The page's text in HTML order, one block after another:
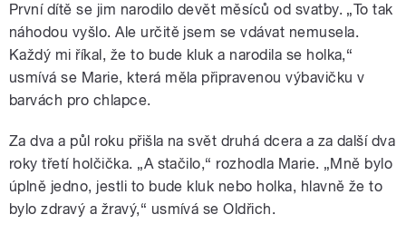
První dítě se jim narodilo devět měsíců od svatby. „To tak
náhodou vyšlo. Ale určitě jsem se vdávat nemusela.
Každý mi říkal, že to bude kluk a narodila se holka,“
usmívá se Marie, která měla připravenou výbavičku v
barvách pro chlapce.
Za dva a půl roku přišla na svět druhá dcera a za další dva
roky třetí holčička. „A stačilo,“ rozhodla Marie. „Mně bylo
úplně jedno, jestli to bude kluk nebo holka, hlavně že to
bylo zdravý a žravý,“ usmívá se Oldřich.